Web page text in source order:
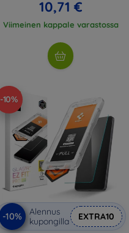
10,71 €
Viimeinen kappale varastossa
-10%
-10%
Alennus
kupongilla
EXTRA10